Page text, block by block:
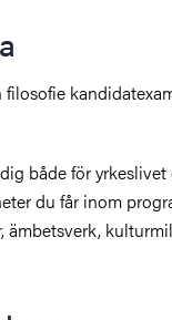
både för
du får inom
ämbetsverk,